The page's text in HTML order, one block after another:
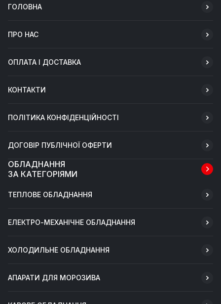
ГОЛОВНА
ПРО НАС
ОПЛАТА І ДОСТАВКА
КОНТАКТИ
ПОЛІТИКА КОНФІДЕНЦІЙНОСТІ
ДОГОВІР ПУБЛІЧНОЇ ОФЕРТИ
ОБЛАДНАННЯ
ЗА КАТЕГОРІЯМИ
ТЕПЛОВЕ ОБЛАДНАННЯ
ЕЛЕКТРО-МЕХАНІЧНЕ ОБЛАДНАННЯ
ХОЛОДИЛЬНЕ ОБЛАДНАННЯ
АПАРАТИ ДЛЯ МОРОЗИВА